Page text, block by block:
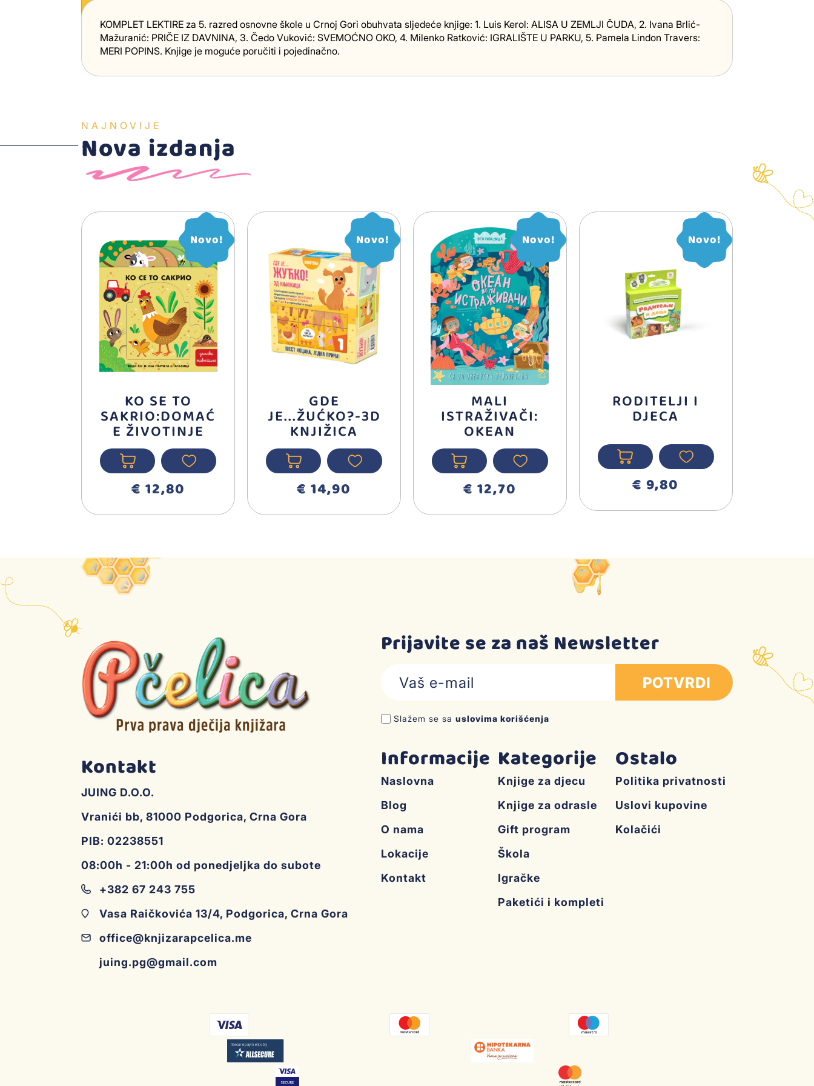
KOMPLET LEKTIRE za 5. razred osnovne škole u Crnoj Gori obuhvata sljedeće knjige: 1. Luis Kerol: ALISA U ZEMLJI ČUDA, 2. Ivana Brlić-
Mažuranić: PRIČE IZ DAVNINA, 3. Čedo Vuković: SVEMOĆNO OKO, 4. Milenko Ratković: IGRALIŠTE U PARKU, 5. Pamela Lindon Travers:
MERI POPINS. Knjige je moguće poručiti i pojedinačno.
NAJNOVIJE
Nova izdanja
Novo!
KO SE TO
SAKRIO:DOMAĆ
E ŽIVOTINJE
€ 12,80
Novo!
GDE
JE...ŽUĆKO?-3D
KNJIŽICA
€ 14,90
Novo!
MALI
ISTRAŽIVAČI:
OKEAN
€ 12,70
Novo!
RODITELJI I
DJECA
€ 9,80
Kontakt
JUING D.O.O.
Vranići bb, 81000 Podgorica, Crna Gora
PIB: 02238551
08:00h - 21:00h od ponedjeljka do subote
+382 67 243 755
Vasa Raičkovića 13/4, Podgorica, Crna Gora
office@knjizarapcelica.me
juing.pg@gmail.com
Prijavite se za naš Newsletter
POTVRDI
Slažem se sa uslovima korišćenja
Informacije
Naslovna
Blog
O nama
Lokacije
Kontakt
Kategorije
Knjige za djecu
Knjige za odrasle
Gift program
Škola
Igračke
Paketići i kompleti
Ostalo
Politika privatnosti
Uslovi kupovine
Kolačići